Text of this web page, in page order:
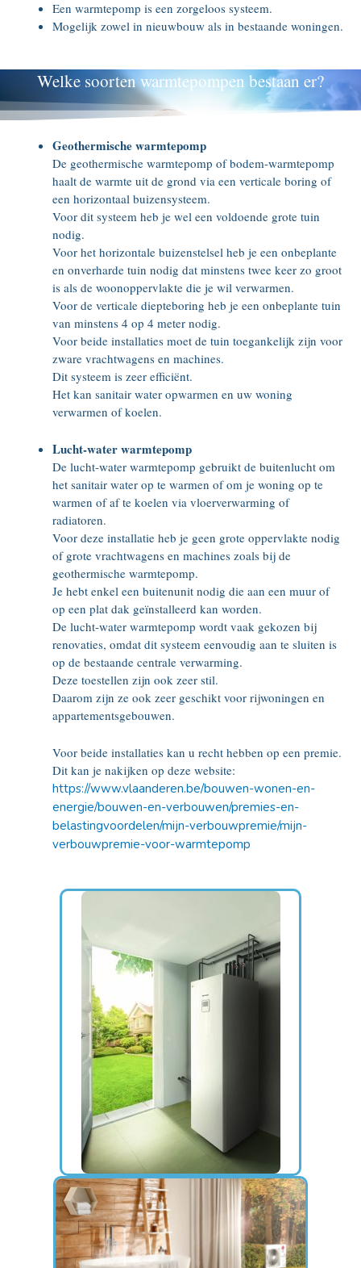
Een warmtepomp is een zorgeloos systeem.
Mogelijk zowel in nieuwbouw als in bestaande woningen.
Welke soorten warmtepompen bestaan er?
Geothermische warmtepomp
De geothermische warmtepomp of bodem-warmtepomp
haalt de warmte uit de grond via een verticale boring of
een horizontaal buizensysteem.
Voor dit systeem heb je wel een voldoende grote tuin
nodig.
Voor het horizontale buizenstelsel heb je een onbeplante
en onverharde tuin nodig dat minstens twee keer zo groot
is als de woonoppervlakte die je wil verwarmen.
Voor de verticale diepteboring heb je een onbeplante tuin
van minstens 4 op 4 meter nodig.
Voor beide installaties moet de tuin toegankelijk zijn voor
zware vrachtwagens en machines.
Dit systeem is zeer efficiënt.
Het kan sanitair water opwarmen en uw woning
verwarmen of koelen.
Lucht-water warmtepomp
De lucht-water warmtepomp gebruikt de buitenlucht om
het sanitair water op te warmen of om je woning op te
warmen of af te koelen via vloerverwarming of
radiatoren.
Voor deze installatie heb je geen grote oppervlakte nodig
of grote vrachtwagens en machines zoals bij de
geothermische warmtepomp.
Je hebt enkel een buitenunit nodig die aan een muur of
op een plat dak geïnstalleerd kan worden.
De lucht-water warmtepomp wordt vaak gekozen bij
renovaties, omdat dit systeem eenvoudig aan te sluiten is
op de bestaande centrale verwarming.
Deze toestellen zijn ook zeer stil.
Daarom zijn ze ook zeer geschikt voor rijwoningen en
appartementsgebouwen.
Voor beide installaties kan u recht hebben op een premie.
Dit kan je nakijken op deze website:
https://www.vlaanderen.be/bouwen-wonen-en-
energie/bouwen-en-verbouwen/premies-en-
belastingvoordelen/mijn-verbouwpremie/mijn-
verbouwpremie-voor-warmtepomp